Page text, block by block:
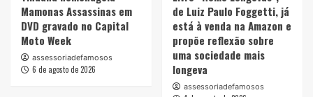
Mamonas Assassinas em
DVD gravado no Capital
Moto Week
assessoriadefamosos
6 de agosto de 2026
de Luiz Paulo Foggetti, já
está à venda na Amazon e
propõe reflexão sobre
uma sociedade mais
longeva
assessoriadefamosos